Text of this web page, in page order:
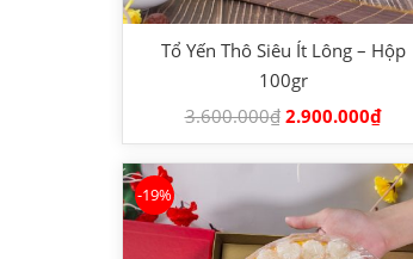
Tổ Yến Thô Siêu Ít Lông – Hộp
100gr
3.600.000₫ 2.900.000₫
-19%